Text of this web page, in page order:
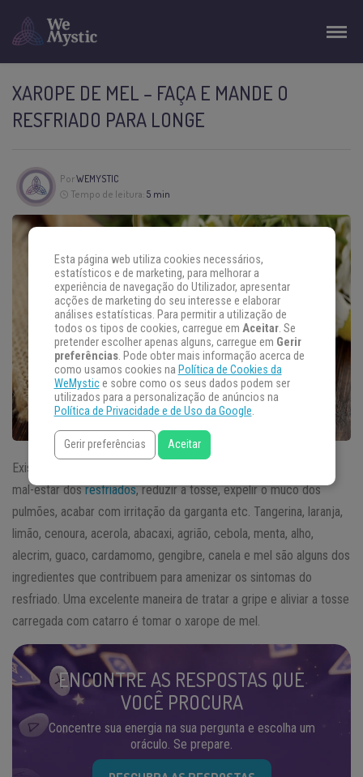
XAROPE DE MEL – FAÇA E MANDE O
RESFRIADO PARA LONGE
PorWEMYSTIC
Tempo de leitura: 5 min
Existem frutas e ervas que são muito eficazes para combater o
mal-estar dosresfriados, reduzir a tosse, expelir o muco dos
pulmões, acabar com irritação da garganta etc. Tangerina, laranja,
limão, cenoura, acerola, abacaxi, agrião, cebola, menta, alho,
alecrim, guaco, cardamomo, gengibre, canela e mel são alguns dos
ingredientes que contribuem para amenizar os sintomas do
resfriado. Uma excelente maneira de tratar a gripe e aliviar a tosse
carregada com catarro é tomar o xarope de mel.
ENCONTRE AS RESPOSTAS QUE
VOCÊ PROCURA
Concentre sua energia na sua pergunta e escolha um
oráculo. Se prepare.
Esta página web utiliza cookies necessários,
estatísticos e de marketing, para melhorar a
experiência de navegação do Utilizador, apresentar
acções de marketing do seu interesse e elaborar
análises estatísticas. Para permitir a utilização de
todos os tipos de cookies, carregue em Aceitar. Se
pretender escolher apenas alguns, carregue em Gerir
preferências. Pode obter mais informação acerca de
como usamos cookies na Política de Cookies da
WeMystice sobre como os seus dados podem ser
utilizados para a personalização de anúncios na
Política de Privacidade e de Uso da Google.
Gerir preferências Aceitar